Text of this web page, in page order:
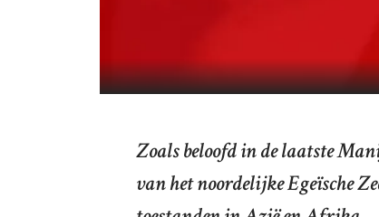
Zoals beloofd in de laatste
van het noordelijke Egeïsche